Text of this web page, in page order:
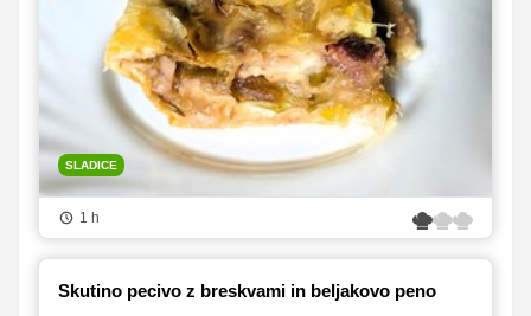
SLADICE
1 h
Skutino pecivo z breskvami in beljakovo peno